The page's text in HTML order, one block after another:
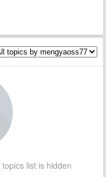
list is hidden